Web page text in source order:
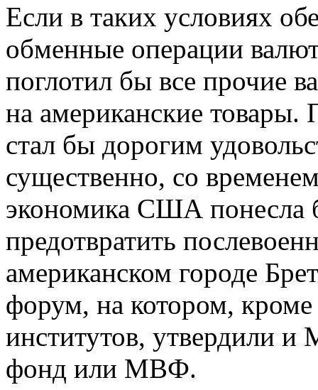
Если в таких условиях
обменные операции
поглотил бы все прочие
на американские товары.
стал бы дорогим
существенно, со
экономика США понесла
предотвратить
американском городе
форум, на котором,
институтов, утвердили
фонд или МВФ.